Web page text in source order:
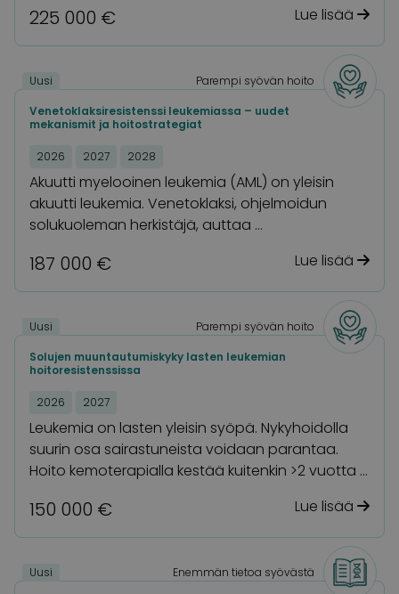
225 000 € Lue lisää
Uusi
Parempi syövän hoito
Venetoklaksiresistenssi leukemiassa – uudet
mekanismit ja hoitostrategiat
2026 2027 2028
Akuutti myelooinen leukemia (AML) on yleisin
akuutti leukemia. Venetoklaksi, ohjelmoidun
solukuoleman herkistäjä, auttaa …
187 000 € Lue lisää
Uusi
Parempi syövän hoito
Solujen muuntautumiskyky lasten leukemian
hoitoresistenssissa
2026 2027
Leukemia on lasten yleisin syöpä. Nykyhoidolla
suurin osa sairastuneista voidaan parantaa.
Hoito kemoterapialla kestää kuitenkin >2 vuotta …
150 000 € Lue lisää
Uusi
Enemmän tietoa syövästä